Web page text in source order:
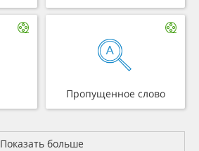
Пропущенное слово
Показать больше